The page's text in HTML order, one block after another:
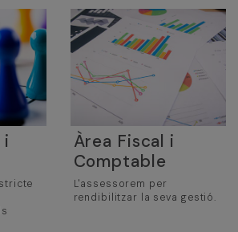
i
Àrea Fiscal i
Comptable
L'assessorem per
rendibilitzar la seva gestió.